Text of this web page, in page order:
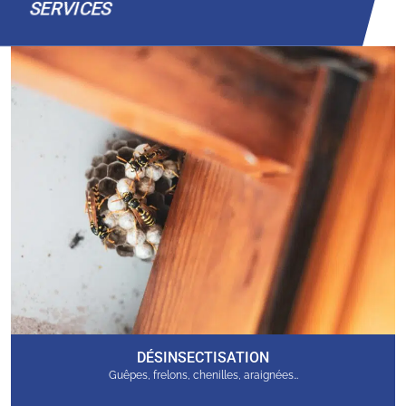
SERVICES
DÉSINSECTISATION
Guêpes, frelons, chenilles, araignées…